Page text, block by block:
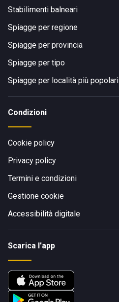
Stabilimenti balneari
Spiagge per regione
Spiagge per provincia
Spiagge per tipo
Spiagge per località più popolari
Condizioni
Cookie policy
Privacy policy
Termini e condizioni
Gestione cookie
Accessibilità digitale
Scarica l'app